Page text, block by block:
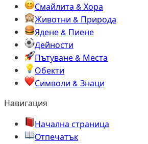
Смайлита & Хора
Животни & Природа
Ядене & Пиене
Дейности
Пътуване & Места
Обекти
Символи & Знаци
Навигация
Начална страница
Oтпечатък